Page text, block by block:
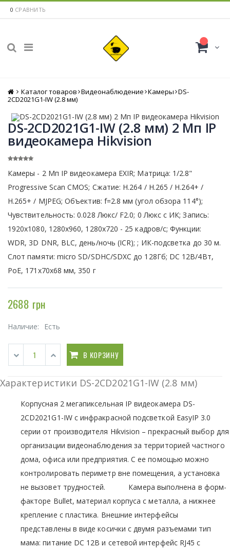
0 СРАВНИТЬ
Главная
Каталог товаров Видеонаблюдение Камеры DS-
2CD2021G1-IW (2.8 мм)
DS-2CD2021G1-IW (2.8 мм) 2 Мп IP
видеокамера Hikvision
Камеры - 2 Мп IP видеокамера EXIR; Матрица: 1/2.8"
Progressive Scan CMOS; Сжатие: H.264 / H.265 / H.264+ /
H.265+ / MJPEG; Объектив: f=2.8 мм (угол обзора 114°);
Чувствительность: 0.028 Люкс/ F2.0; 0 Люкс с ИК; Запись:
1920х1080, 1280x960, 1280x720 - 25 кадров/с; Функции:
WDR, 3D DNR, BLC, день/ночь (ICR); ; ИК-подсветка до 30 м.
Слот памяти: micro SD/SDHC/SDXC до 128Гб; DC 12В/4Вт,
PoE, 171х70х68 мм, 350 г
2688 грн
Наличие: Есть
В КОРЗИНУ
Характеристики DS-2CD2021G1-IW (2.8 мм)
Корпусная 2 мегапиксельная IP видеокамера DS-
2CD2021G1-IW с инфракрасной подсветкой EasyIP 3.0
серии от производителя Hikvision – прекрасный выбор для
организации видеонаблюдения за территорией частного
дома, офиса или предприятия. С ее помощью можно
контролировать периметр вне помещения, а установка
не вызовет трудностей. Камера выполнена в форм-
факторе Bullet, материал корпуса с металла, а нижнее
крепление с пластика. Внешние интерфейсы
представлены в виде косички с двумя разъемами тип
мама: питание DC 12В и сетевой интерфейс RJ45 с